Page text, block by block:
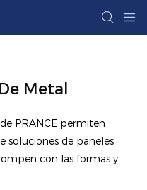
Metal
PRANCE permiten
soluciones de paneles
con las formas y